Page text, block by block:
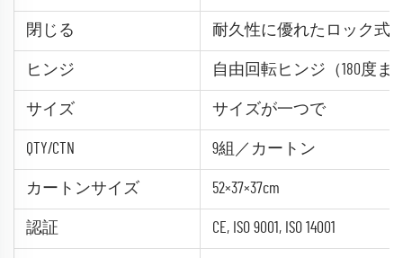
閉じる 耐久性に優れたロック式
ヒンジ 自由回転ヒンジ（180度ま
サイズ サイズが一つで
QTY/CTN 9組／カートン
カートンサイズ 52×37×37cm
認証 CE, ISO 9001, ISO 14001